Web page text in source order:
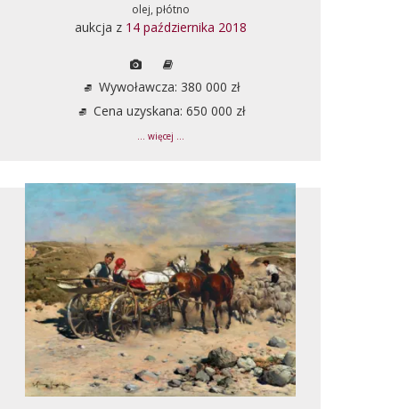
olej, płótno
aukcja z 14 października 2018
Wywoławcza: 380 000 zł
Cena uzyskana: 650 000 zł
... więcej ...